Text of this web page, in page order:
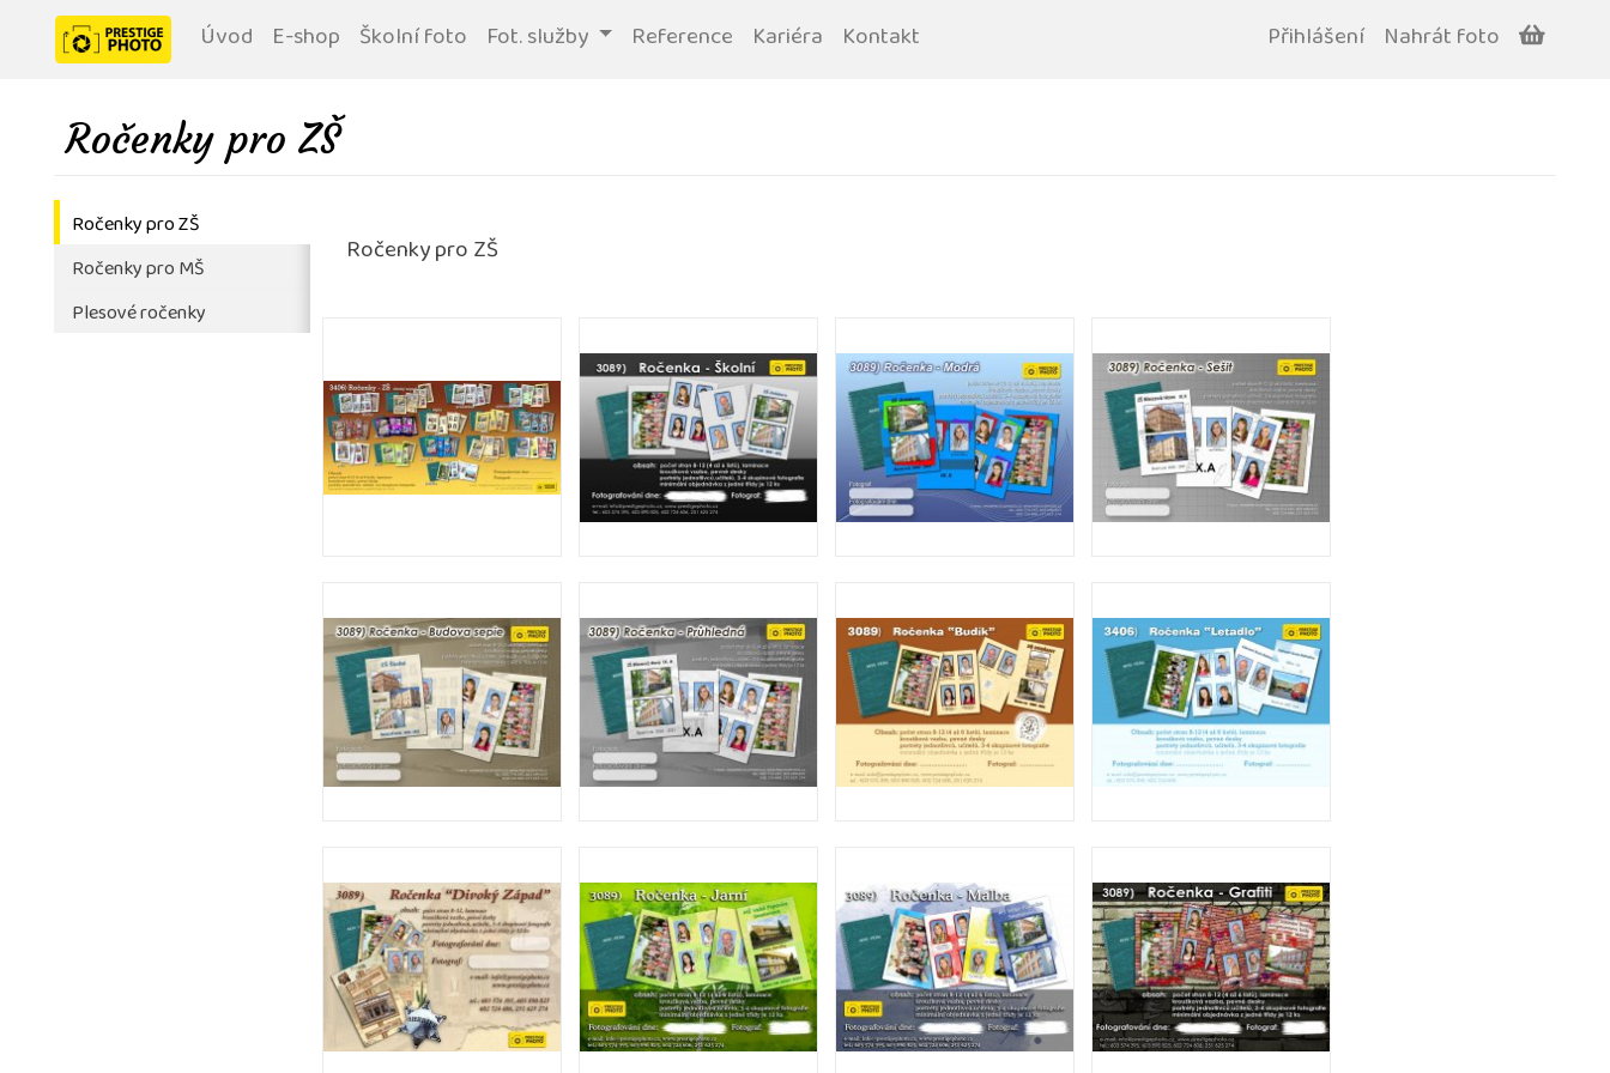
Úvod E-shop Školní foto Fot. služby Reference Kariéra Kontakt Přihlášení Nahrát foto
Ročenky pro ZŠ
Ročenky pro ZŠ
Ročenky pro MŠ
Plesové ročenky
Ročenky pro ZŠ